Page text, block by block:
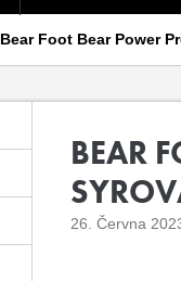
Bear Foot Bear Power
BEAR
26. Června